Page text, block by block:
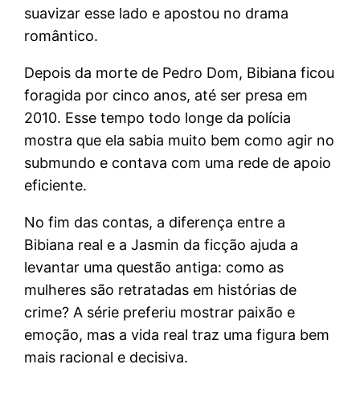
suavizar esse lado e apostou no drama
romântico.
Depois da morte de Pedro Dom, Bibiana ficou
foragida por cinco anos, até ser presa em
2010. Esse tempo todo longe da polícia
mostra que ela sabia muito bem como agir no
submundo e contava com uma rede de apoio
eficiente.
No fim das contas, a diferença entre a
Bibiana real e a Jasmin da ficção ajuda a
levantar uma questão antiga: como as
mulheres são retratadas em histórias de
crime? A série preferiu mostrar paixão e
emoção, mas a vida real traz uma figura bem
mais racional e decisiva.